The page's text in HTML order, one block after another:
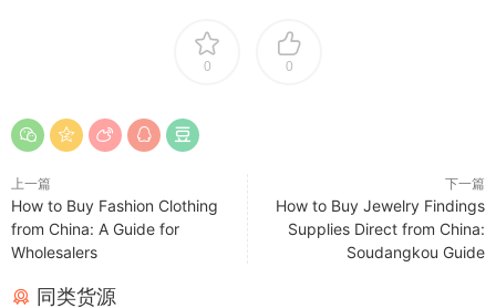
0 0
上一篇
How to Buy Fashion Clothing
from China: A Guide for
Wholesalers
下一篇
How to Buy Jewelry Findings
Supplies Direct from China:
Soudangkou Guide
同类货源